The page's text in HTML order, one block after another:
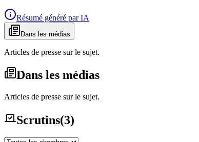
Résumé généré par IA
Dans les médias
Articles de presse sur le sujet.
Dans les médias
Articles de presse sur le sujet.
Scrutins(3)